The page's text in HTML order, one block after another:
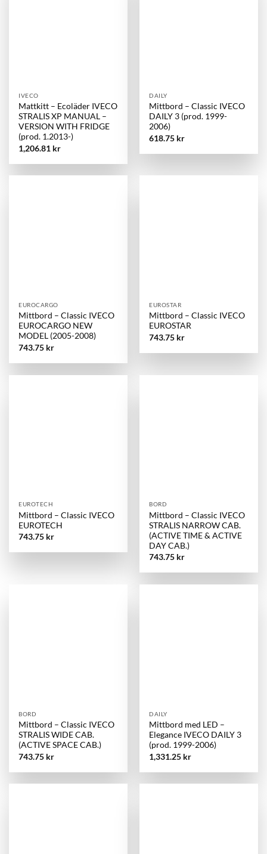
IVECO
Mattkitt – Ecoläder IVECO
STRALIS XP MANUAL –
VERSION WITH FRIDGE
(prod. 1.2013-)
1,206.81 kr
DAILY
Mittbord – Classic IVECO
DAILY 3 (prod. 1999-
2006)
618.75 kr
EUROCARGO
Mittbord – Classic IVECO
EUROCARGO NEW
MODEL (2005-2008)
743.75 kr
EUROSTAR
Mittbord – Classic IVECO
EUROSTAR
743.75 kr
EUROTECH
Mittbord – Classic IVECO
EUROTECH
743.75 kr
BORD
Mittbord – Classic IVECO
STRALIS NARROW CAB.
(ACTIVE TIME & ACTIVE
DAY CAB.)
743.75 kr
BORD
Mittbord – Classic IVECO
STRALIS WIDE CAB.
(ACTIVE SPACE CAB.)
743.75 kr
DAILY
Mittbord med LED –
Elegance IVECO DAILY 3
(prod. 1999-2006)
1,331.25 kr